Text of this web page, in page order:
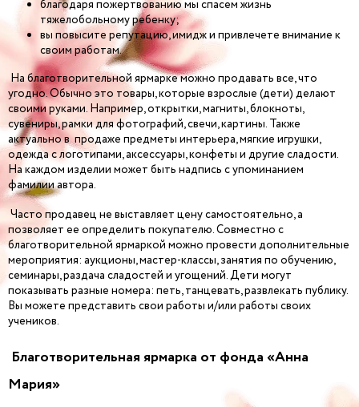
благодаря пожертвованию мы спасем жизнь
тяжелобольному ребенку;
вы повысите репутацию, имидж и привлечете внимание к
своим работам.
На благотворительной ярмарке можно продавать все, что
угодно. Обычно это товары, которые взрослые (дети) делают
своими руками. Например, открытки, магниты, блокноты,
сувениры, рамки для фотографий, свечи, картины. Также
актуально в продаже предметы интерьера, мягкие игрушки,
одежда с логотипами, аксессуары, конфеты и другие сладости.
На каждом изделии может быть надпись с упоминанием
фамилии автора.
Часто продавец не выставляет цену самостоятельно, а
позволяет ее определить покупателю. Совместно с
благотворительной ярмаркой можно провести дополнительные
мероприятия: аукционы, мастер-классы, занятия по обучению,
семинары, раздача сладостей и угощений. Дети могут
показывать разные номера: петь, танцевать, развлекать публику.
Вы можете представить свои работы и/или работы своих
учеников.
Благотворительная ярмарка от фонда «Анна
Мария»